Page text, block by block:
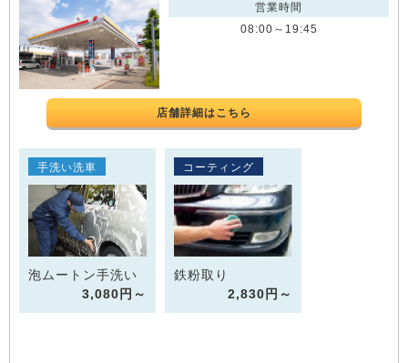
営業時間
08:00～19:45
店舗詳細はこちら
手洗い洗車
泡ムートン手洗い
3,080円～
コーティング
鉄粉取り
2,830円～